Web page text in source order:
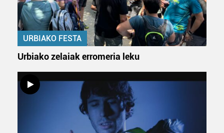
irakurri
URBIAKO FESTA
Urbiako zelaiak erromeria leku